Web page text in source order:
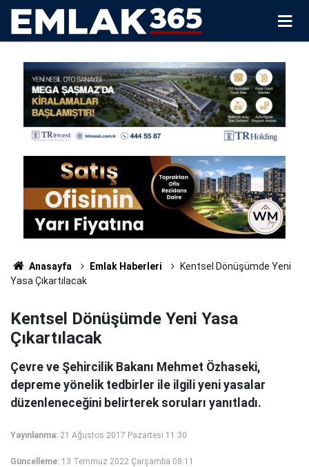
Anasayfa Emlak Haberleri
Kentsel Dönüşümde Yeni
Yasa Çıkartılacak
Kentsel Dönüşümde Yeni Yasa
Çıkartılacak
Çevre ve Şehircilik Bakanı Mehmet Özhaseki,
depreme yönelik tedbirler ile ilgili yeni yasalar
düzenleneceğini belirterek soruları yanıtladı.
Yayınlanma: 21 Ağustos 2017 Pazartesi 11:30
Güncelleme: 13 Temmuz 2022 Çarşamba 08:11